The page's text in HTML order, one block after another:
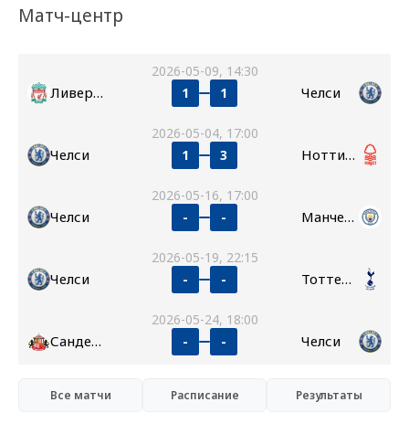
Матч-центр
2026-05-09, 14:30
Ливерпуль 1 1 Челси
2026-05-04, 17:00
Челси 1 3 Ноттингем Форест
2026-05-16, 17:00
Челси - - Манчестер Сити
2026-05-19, 22:15
Челси - - Тоттенхэм
2026-05-24, 18:00
Сандерленд - - Челси
Все матчи Расписание Результаты